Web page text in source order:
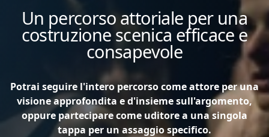
Un percorso attoriale per una
costruzione scenica efficace e
consapevole
Potrai seguire l'intero percorso come attore per una
visione approfondita e d'insieme sull'argomento,
oppure partecipare come uditore a una singola
tappa per un assaggio specifico.